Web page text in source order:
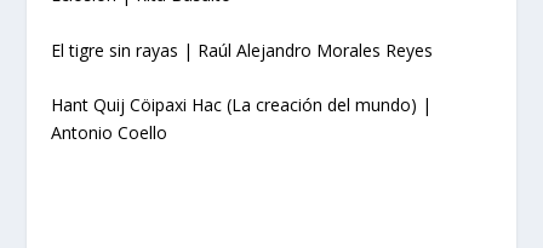
El tigre sin rayas | Raúl Alejandro Morales Reyes
Hant Quij Cöipaxi Hac (La creación del mundo) |
Antonio Coello